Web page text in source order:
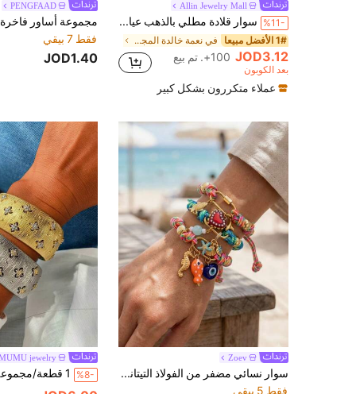
Allin Jewelry Mall
%11- سوار قلادة مطلي بالذهب عيار 18 قيراط فاخر حالم باللون الوردي مع زركونيا بتصميم زهور وشمس وكرمة للنساء، هدية صيفية للشاطئ للأم، للاستخدام اليومي والحفلات وأعياد الميلاد وعيد الحب
1# الأفضل مبيعا في نعمة خالدة المجوهرات والساعات
JOD3.12 100+. تم بيع
بعد الكوبون
عملاء متكررون بشكل كبير
PENGFAAD
فقط 7 بيقي
JOD1.40
Zoev
سوار نسائي مضفر من الفولاذ التيتانيوم بتصميم إبداعي فريد وعصري متعدد الألوان، مزين بعقدة مضفرة ومشبك على شكل مشبك ورق، مع نجوم بحر وحصان بحر وسلحفاة بحرية وصدفة وقلب من الراتنج وعين من السيراميك، مناسب للارتداء اليومي والخروجات والعطلات والحفلات، مجوهرات أنيقة للبنات بأسلوب Y2K، إكسسوارات شاطئية لموسم العطلات، 1 قطعة
فقط 5 بيقي
jewelry
%8-